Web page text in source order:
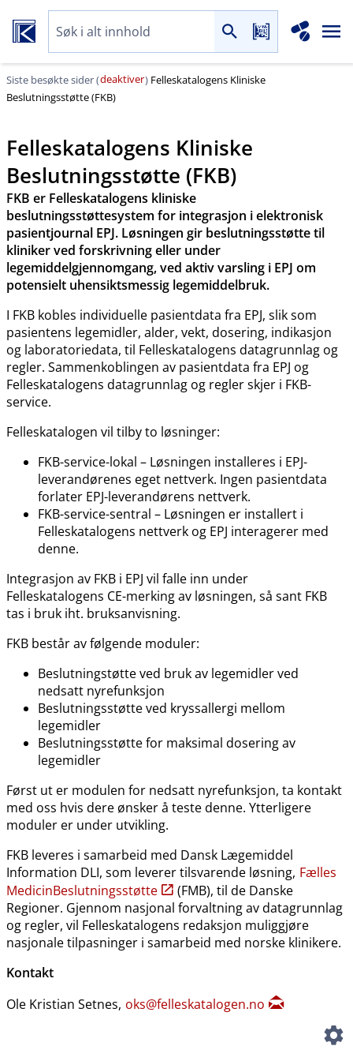
Siste besøkte sider (deaktiver) Felleskatalogens Kliniske
Beslutningsstøtte (FKB)
Felleskatalogens Kliniske
Beslutningsstøtte (FKB)
FKB er Felleskatalogens kliniske
beslutningsstøttesystem for integrasjon i elektronisk
pasientjournal EPJ. Løsningen gir beslutningsstøtte til
kliniker ved forskrivning eller under
legemiddelgjennomgang, ved aktiv varsling i EPJ om
potensielt uhensiktsmessig legemiddelbruk.
I FKB kobles individuelle pasientdata fra EPJ, slik som
pasientens legemidler, alder, vekt, dosering, indikasjon
og laboratoriedata, til Felleskatalogens datagrunnlag og
regler. Sammenkoblingen av pasientdata fra EPJ og
Felleskatalogens datagrunnlag og regler skjer i FKB-
service.
Felleskatalogen vil tilby to løsninger:
FKB-service-lokal – Løsningen installeres i EPJ-
leverandørenes eget nettverk. Ingen pasientdata
forlater EPJ-leverandørens nettverk.
FKB-service-sentral – Løsningen er installert i
Felleskatalogens nettverk og EPJ interagerer med
denne.
Integrasjon av FKB i EPJ vil falle inn under
Felleskatalogens CE-merking av løsningen, så sant FKB
tas i bruk iht. bruksanvisning.
FKB består av følgende moduler:
Beslutningstøtte ved bruk av legemidler ved
nedsatt nyrefunksjon
Beslutningsstøtte ved kryssallergi mellom
legemidler
Beslutningsstøtte for maksimal dosering av
legemidler
Først ut er modulen for nedsatt nyrefunksjon, ta kontakt
med oss hvis dere ønsker å teste denne. Ytterligere
moduler er under utvikling.
FKB leveres i samarbeid med Dansk Lægemiddel
Information DLI, som leverer tilsvarende løsning, Fælles
MedicinBeslutningsstøtte
(FMB), til de Danske
Regioner. Gjennom nasjonal forvaltning av datagrunnlag
og regler, vil Felleskatalogens redaksjon muliggjøre
nasjonale tilpasninger i samarbeid med norske klinikere.
Kontakt
Ole Kristian Setnes, oks@felleskatalogen.no